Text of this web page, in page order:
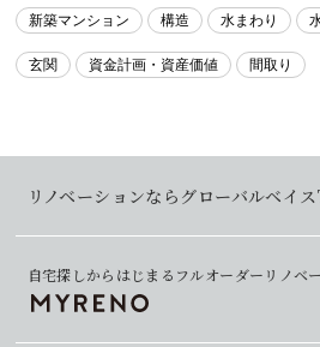
新築マンション 構造 水まわり
玄関 資金計画・資産価値 間取り
リノベーションならグローバルベイ
自宅探しからはじまるフルオーダーリノベ